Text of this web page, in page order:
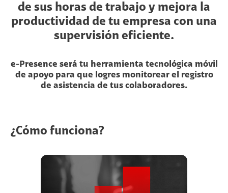
de sus horas de trabajo y mejora la
productividad de tu empresa con una
supervisión eficiente.
e-Presence será tu herramienta tecnológica móvil
de apoyo para que logres monitorear el registro
de asistencia de tus colaboradores.
¿Cómo funciona?